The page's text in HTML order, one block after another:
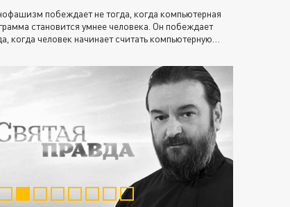
побеждает не тогда, когда компьютерная
становится умнее человека. Он побеждает
когда человек начинает считать компьютерную